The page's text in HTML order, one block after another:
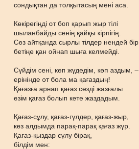
сондықтан да толқытасың мені аса.
Көкірегіңді от боп қарып жыр тілі
шыланбайды сенің қайқы кірпігің.
Сөз айтқанда сырлы тілдер нендей бір,
бетіңе қан ойнап шыға келмейді.
Сүйдім сені, көп жүдедім, көп аздым, –
ерінінде от бола ма қағаздың!
Қағазға арнап қағаз сөзді жазғалы
өзім қағаз болып кете жаздадым.
Қағаз-сұлу, қағаз-гүлдер, қағаз-жыр,
көз алдымда парақ-парақ қағаз жүр.
Қағаз-қыздар сұлу бірақ,
білдім мен: